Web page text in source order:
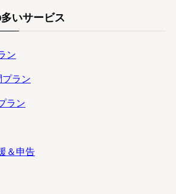
いサービス
ン
ラン
ラン
＆申告